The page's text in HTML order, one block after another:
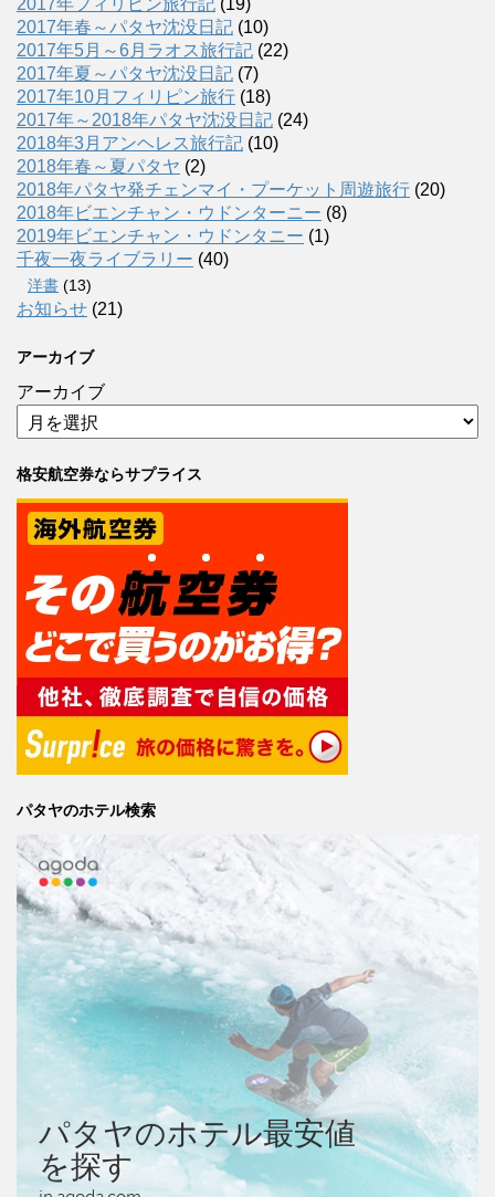
2017年フィリピン旅行記 (19)
2017年春～パタヤ沈没日記 (10)
2017年5月～6月ラオス旅行記 (22)
2017年夏～パタヤ沈没日記 (7)
2017年10月フィリピン旅行 (18)
2017年～2018年パタヤ沈没日記 (24)
2018年3月アンヘレス旅行記 (10)
2018年春～夏パタヤ (2)
2018年パタヤ発チェンマイ・プーケット周遊旅行 (20)
2018年ビエンチャン・ウドンターニー (8)
2019年ビエンチャン・ウドンタニー (1)
千夜一夜ライブラリー (40)
洋書 (13)
お知らせ (21)
アーカイブ
アーカイブ
格安航空券ならサプライス
パタヤのホテル検索